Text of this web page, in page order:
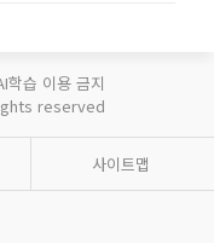
학습 이용 금지
reserved
사이트맵